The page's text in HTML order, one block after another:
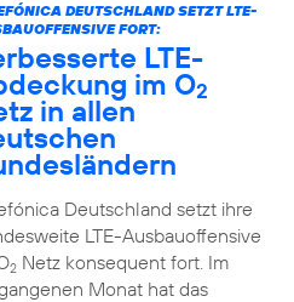
DEUTSCHLAND SETZT LTE-
FORT:
LTE-
im O2
in allen
Deutschland setzt ihre
LTE-Ausbauoffensive
2Netz konsequent fort. Im
Monat hat das